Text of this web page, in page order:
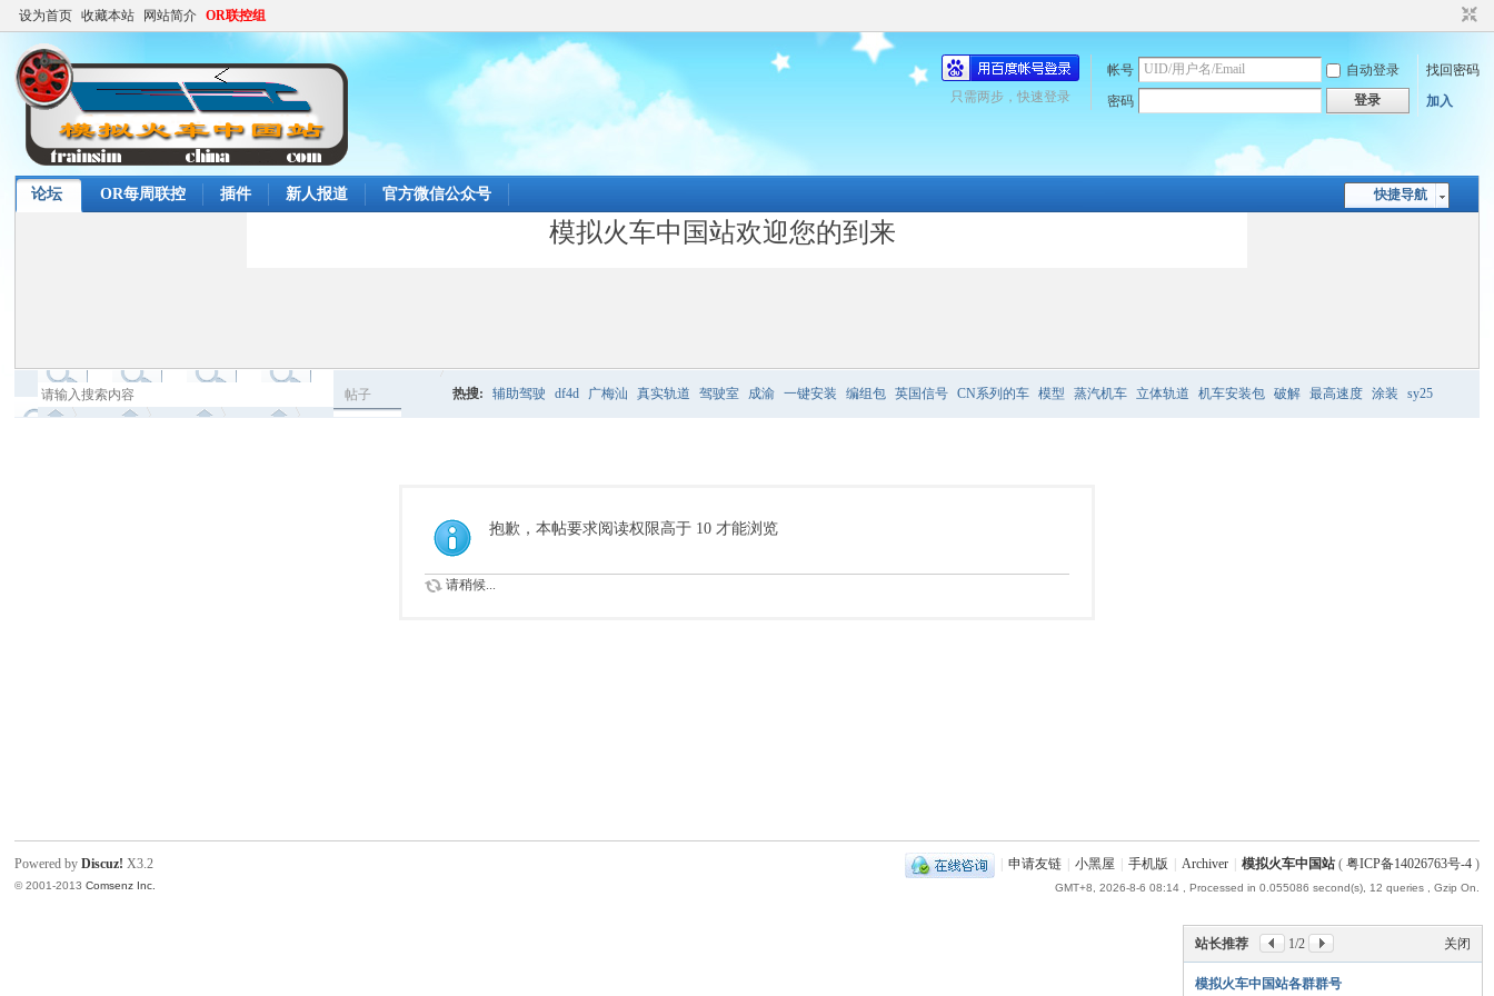
设为首页 收藏本站 网站简介 OR联控组
帐号 自动登录
找回密码
密码
登录 加入
只需两步，快速登录
快捷导航
论坛 OR每周联控 插件 新人报道 官方微信公众号
模拟火车中国站欢迎您的到来
帖子 热搜: 辅助驾驶 df4d 广梅汕 真实轨道 驾驶室 成渝 一键安装 编组包 英国信号 CN系列的车 模型 蒸汽机车 立体轨道 机车安装包 破解 最高速度 涂装 sy25
抱歉，本帖要求阅读权限高于 10 才能浏览
请稍候...
关闭
站长推荐 1/2
模拟火车中国站各群群号
申请友链 小黑屋 手机版 Archiver 模拟火车中国站( 粤ICP备14026763号-4)
GMT+8, 2026-8-6 08:14, Processed in 0.055086 second(s), 12 queries , Gzip On.
Powered byDiscuz! X3.2
© 2001-2013Comsenz Inc.